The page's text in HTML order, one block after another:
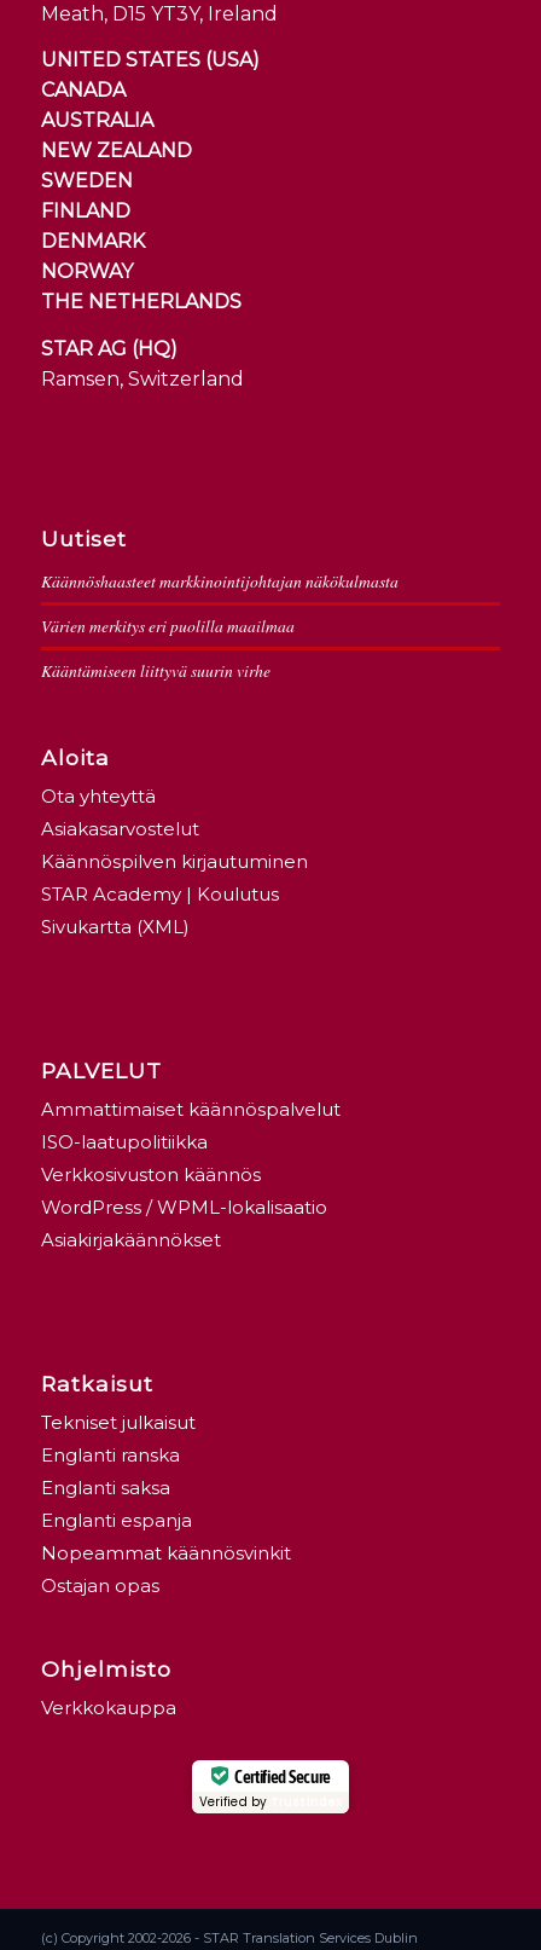
Meath, D15 YT3Y, Ireland
UNITED STATES (USA)
CANADA
AUSTRALIA
NEW ZEALAND
SWEDEN
FINLAND
DENMARK
NORWAY
THE NETHERLANDS
STAR AG (HQ)
Ramsen, Switzerland
Uutiset
Käännöshaasteet markkinointijohtajan näkökulmasta
Värien merkitys eri puolilla maailmaa
Kääntämiseen liittyvä suurin virhe
Aloita
Ota yhteyttä
Asiakasarvostelut
Käännöspilven kirjautuminen
STAR Academy | Koulutus
Sivukartta (XML)
PALVELUT
Ammattimaiset käännöspalvelut
ISO-laatupolitiikka
Verkkosivuston käännös
WordPress / WPML-lokalisaatio
Asiakirjakäännökset
Ratkaisut
Tekniset julkaisut
Englanti ranska
Englanti saksa
Englanti espanja
Nopeammat käännösvinkit
Ostajan opas
Ohjelmisto
Verkkokauppa
Certified Secure
Verified by
(c) Copyright 2002-2026 - STAR Translation Services Dublin